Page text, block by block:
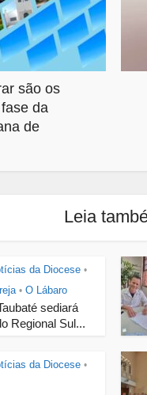
são os
da
de
Leia
da Diocese •
• O Lábaro
sediará
Regional Sul...
da Diocese •